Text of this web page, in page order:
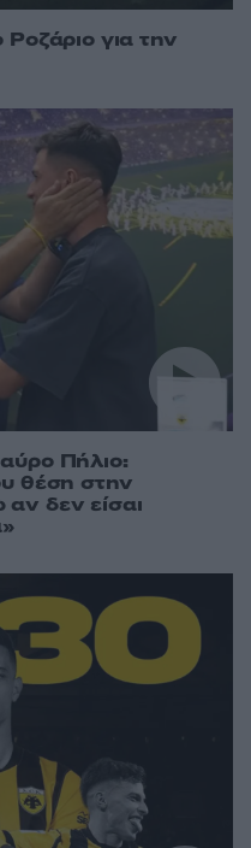
για την
Πήλιο:
θέση στην
δεν είσαι